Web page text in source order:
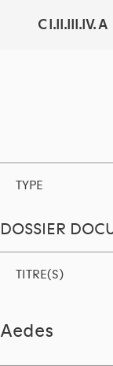
C I.II.III.IV. A
TYPE
DOSSIER
TITRE(S)
Aedes